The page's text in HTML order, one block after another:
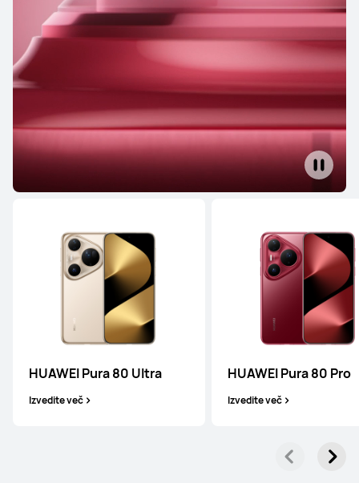
HUAWEI Pura 80 Ultra
Izvedite več
HUAWEI Pura 80 Pro
Izvedite več